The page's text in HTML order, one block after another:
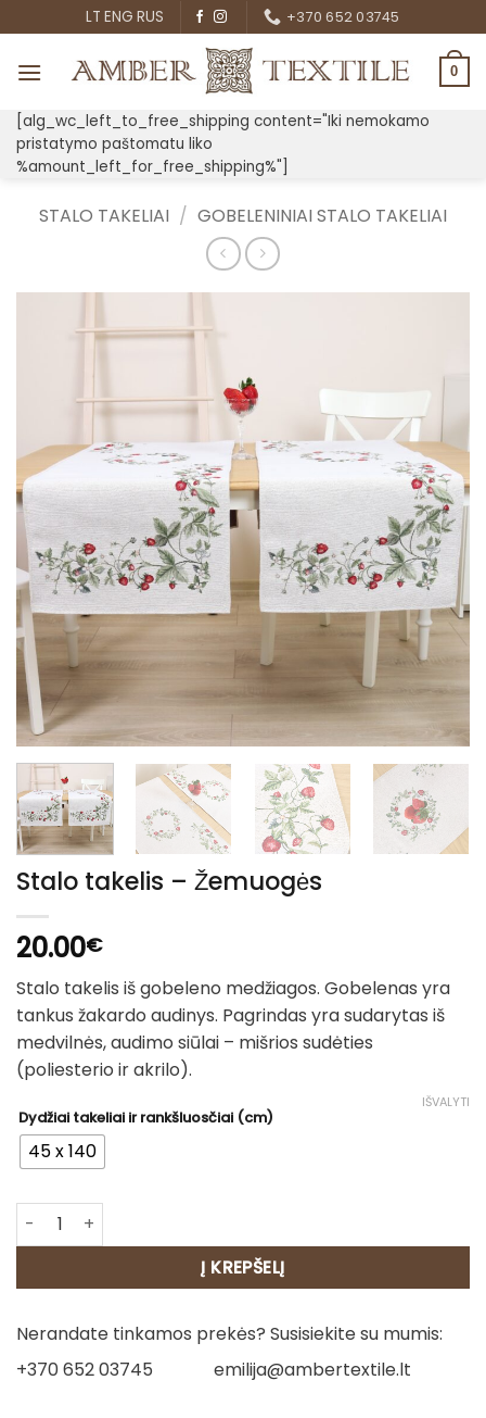
to
content
LT ENG RUS +370 652 03745
0
[alg_wc_left_to_free_shipping content="Iki nemokamo
pristatymo paštomatu liko
%amount_left_for_free_shipping%"]
STALO TAKELIAI / GOBELENINIAI STALO TAKELIAI
Stalo takelis – Žemuogės
20.00€
Stalo takelis iš gobeleno medžiagos. Gobelenas yra
tankus žakardo audinys. Pagrindas yra sudarytas iš
medvilnės, audimo siūlai – mišrios sudėties
(poliesterio ir akrilo).
Dydžiai takeliai ir rankšluosčiai (cm)
45 x 140
IŠVALYTI
produkto kiekis: Stalo takelis - Žemuogės
Į KREPŠELĮ
Nerandate tinkamos prekės? Susisiekite su mumis:
+370 652 03745
emilija@ambertextile.lt